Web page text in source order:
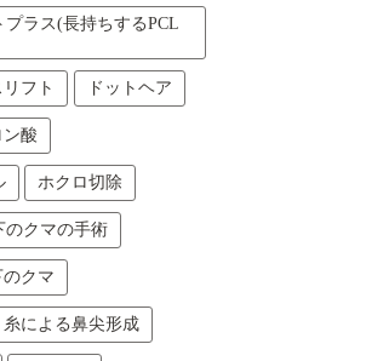
ラス(長持ちするPCL
フト ドットヘア
ン酸
ホクロ切除
のクマの手術
のクマ
糸による鼻尖形成